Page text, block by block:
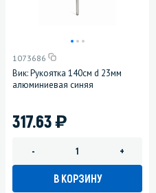
1073686
Вик: Рукоятка 140см d 23мм
алюминиевая синяя
317.63)
- +
В КОРЗИНУ